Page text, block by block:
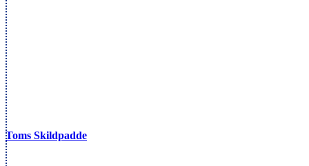
Toms Skildpadde